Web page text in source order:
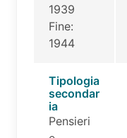
1939
Fine:
1944
Tipologia
secondar
ia
Pensieri